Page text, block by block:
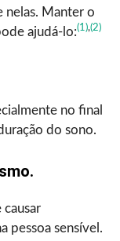
nelas. Manter o
ajudá-lo:(1),(2)
no final
do sono.
pessoa sensível.